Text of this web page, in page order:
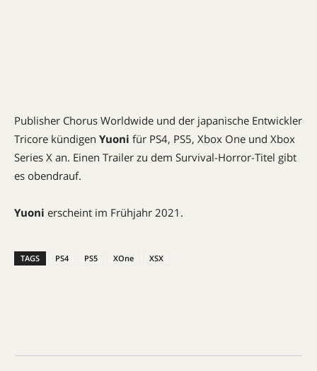
Publisher Chorus Worldwide und der japanische Entwickler
Tricore kündigen Yuoni für PS4, PS5, Xbox One und Xbox
Series X an. Einen Trailer zu dem Survival-Horror-Titel gibt
es obendrauf.
Yuoni erscheint im Frühjahr 2021.
TAGS PS4 PS5 XOne XSX